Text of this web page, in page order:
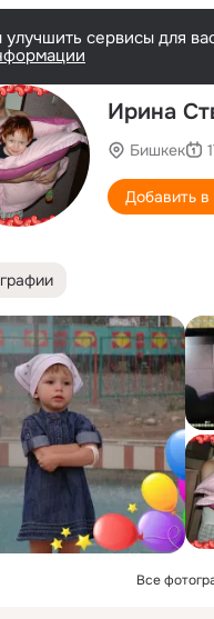
сервисы для
Ирина
Бишкек
Добавить в
Все